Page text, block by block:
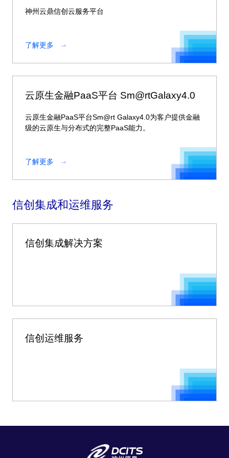
神州云鼎信创云服务平台
了解更多
云原生金融PaaS平台 Sm@rtGalaxy4.0
云原生金融PaaS平台Sm@rt Galaxy4.0为客户提供金融
级的云原生与分布式的完整PaaS能力。
了解更多
信创集成和运维服务
信创集成解决方案
信创运维服务